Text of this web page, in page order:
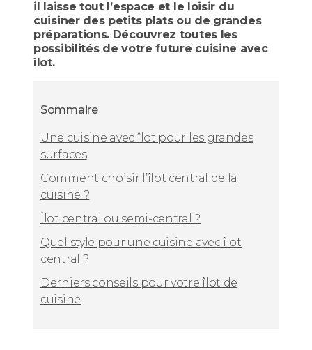
il laisse tout l’espace et le loisir du
cuisiner des petits plats ou de grandes
préparations. Découvrez toutes les
possibilités de votre future cuisine avec
îlot.
Sommaire
Une cuisine avec îlot pour les grandes
surfaces
Comment choisir l’îlot central de la
cuisine ?
Îlot central ou semi-central ?
Quel style pour une cuisine avec îlot
central ?
Derniers conseils pour votre îlot de
cuisine